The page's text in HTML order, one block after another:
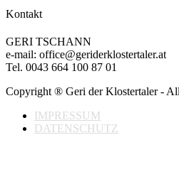
Kontakt
GERI TSCHANN
e-mail: office@geriderklostertaler.at
Tel. 0043 664 100 87 01
Copyright ® Geri der Klostertaler -
IMPRESSUM
DATENSCHUTZ